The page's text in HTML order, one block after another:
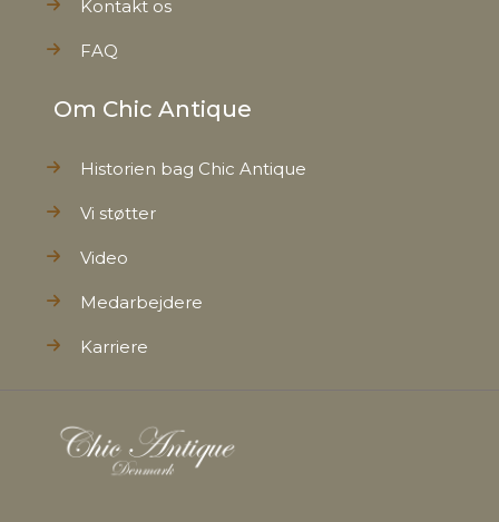
Kontakt os
FAQ
Om Chic Antique
Historien bag Chic Antique
Vi støtter
Video
Medarbejdere
Karriere